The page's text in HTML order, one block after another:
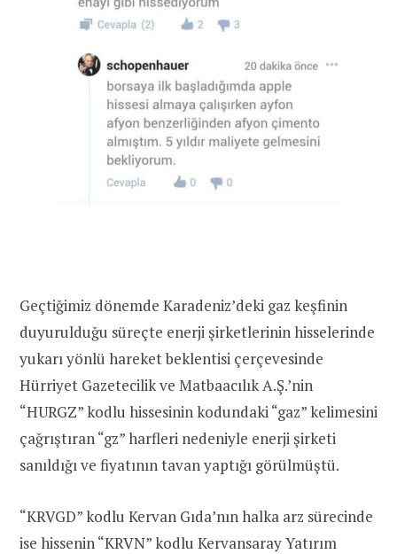
Geçtiğimiz dönemde Karadeniz’deki gaz keşfinin
duyurulduğu süreçte enerji şirketlerinin hisselerinde
yukarı yönlü hareket beklentisi çerçevesinde
Hürriyet Gazetecilik ve Matbaacılık A.Ş.’nin
“HURGZ” kodlu hissesinin kodundaki “gaz” kelimesini
çağrıştıran “gz” harfleri nedeniyle enerji şirketi
sanıldığı ve fiyatının tavan yaptığı görülmüştü.
“KRVGD” kodlu Kervan Gıda’nın halka arz sürecinde
ise hissenin “KRVN” kodlu Kervansaray Yatırım